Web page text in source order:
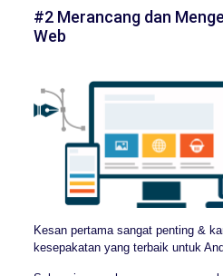
#2 Merancang dan
Web
Kesan pertama sangat penting &
kesepakatan yang terbaik untuk